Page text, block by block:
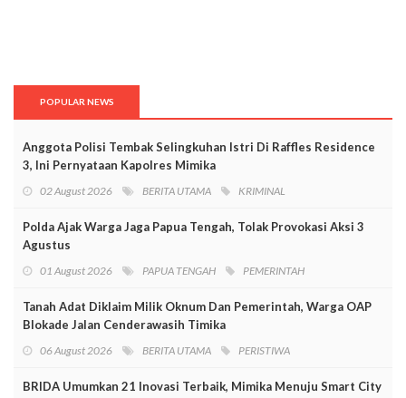
POPULAR NEWS
Anggota Polisi Tembak Selingkuhan Istri Di Raffles Residence
3, Ini Pernyataan Kapolres Mimika
02 August 2026 BERITA UTAMA KRIMINAL
Polda Ajak Warga Jaga Papua Tengah, Tolak Provokasi Aksi 3
Agustus
01 August 2026 PAPUA TENGAH PEMERINTAH
Tanah Adat Diklaim Milik Oknum Dan Pemerintah, Warga OAP
Blokade Jalan Cenderawasih Timika
06 August 2026 BERITA UTAMA PERISTIWA
BRIDA Umumkan 21 Inovasi Terbaik, Mimika Menuju Smart City